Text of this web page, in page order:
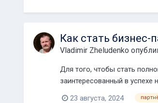
Как стать бизнес-
Vladimir Zheludenko
Для того, чтобы стать
заинтересованный в
23 августа, 2024